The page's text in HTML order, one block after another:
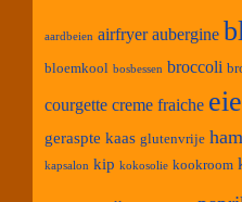
aardbeien airfryer aubergine
bloemkool bosbessen broccoli
courgette creme fraiche
geraspte kaas glutenvrije ham
kapsalon kip kokosolie kookroom